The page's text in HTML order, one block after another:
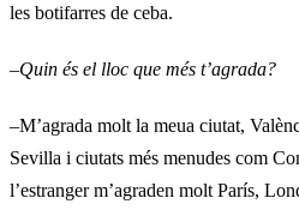
les botifarres de ceba.
–Quin és el lloc que més t’agrada?
–M’agrada molt la meua ciutat,
Sevilla i ciutats més menudes com
l’estranger m’agraden molt París,